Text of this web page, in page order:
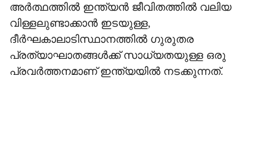
അര്‍ത്ഥത്തില്‍ ഇന്ത്യന്‍ ജീവിതത്തില്‍ വലിയ
വിള്ളലുണ്ടാക്കാന്‍ ഇടയുള്ള,
ദീര്‍ഘകാലാടിസ്ഥാനത്തില്‍ ഗുരുതര
പ്രത്യാഘാതങ്ങള്‍ക്ക് സാധ്യതയുള്ള ഒരു
പ്രവര്‍ത്തനമാണ് ഇന്ത്യയില്‍ നടക്കുന്നത്.